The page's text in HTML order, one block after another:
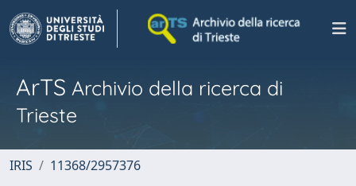
ArTS Archivio della ricerca di
Trieste
IRIS 11368/2957376